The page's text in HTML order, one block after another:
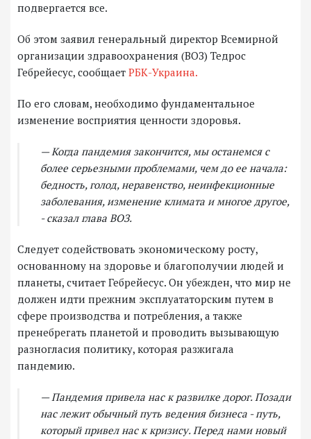
подвергается все.
Об этом заявил генеральный директор Всемирной
организации здравоохранения (ВОЗ) Тедрос
Гебрейесус, сообщает РБК-Украина.
По его словам, необходимо фундаментальное
изменение восприятия ценности здоровья.
— Когда пандемия закончится, мы останемся с
более серьезными проблемами, чем до ее начала:
бедность, голод, неравенство, неинфекционные
заболевания, изменение климата и многое другое,
- сказал глава ВОЗ.
Следует содействовать экономическому росту,
основанному на здоровье и благополучии людей и
планеты, считает Гебрейесус. Он убежден, что мир не
должен идти прежним эксплуататорским путем в
сфере производства и потребления, а также
пренебрегать планетой и проводить вызывающую
разногласия политику, которая разжигала
пандемию.
— Пандемия привела нас к развилке дорог. Позади
нас лежит обычный путь ведения бизнеса - путь,
который привел нас к кризису. Перед нами новый